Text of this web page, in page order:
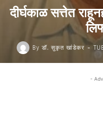
दीर्घकाळ सत्तेत
By डॉ. सुकृत खांडेकर -
-